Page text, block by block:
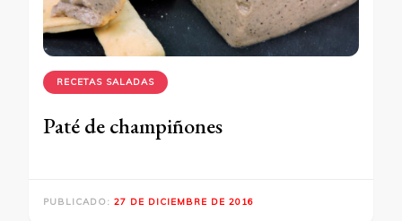
RECETAS SALADAS
Paté de champiñones
PUBLICADO: 27 DE DICIEMBRE DE 2016